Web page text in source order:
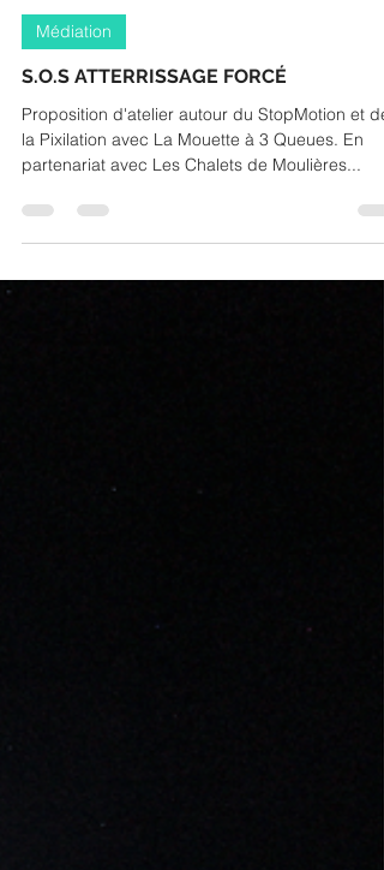
Alexis Blithikiotis
27 juil. 2018
Médiation
S.O.S ATTERRISSAGE FORCÉ
Proposition d'atelier autour du StopMotion et de
partenariat avec Les Chalets de Moulières...